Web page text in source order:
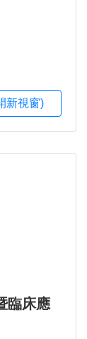
新視窗)
臨床應